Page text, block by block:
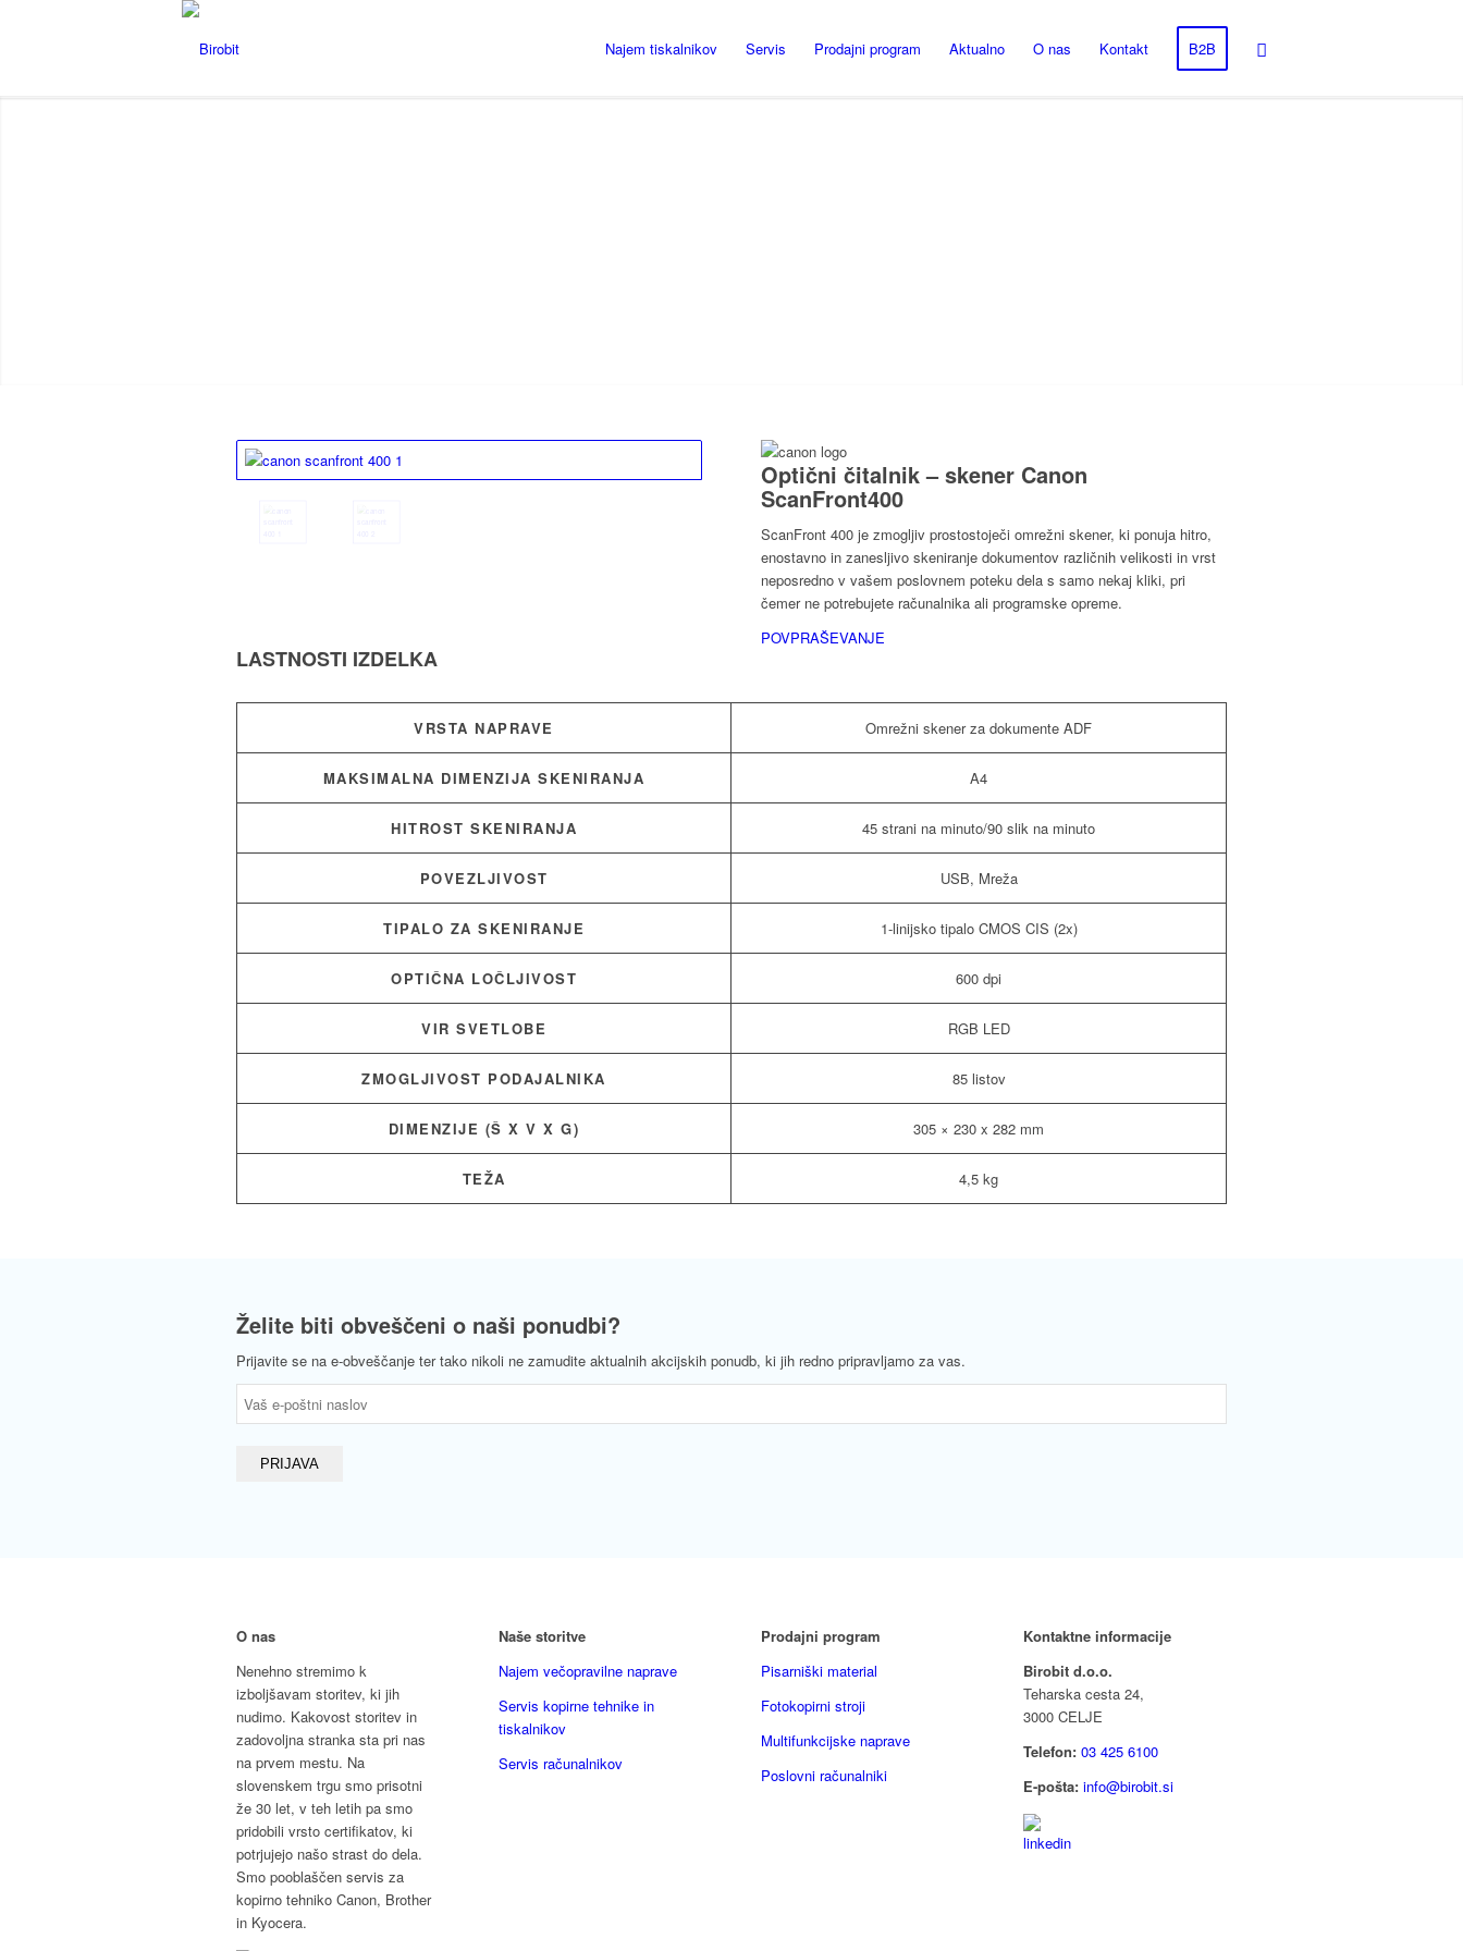
Najem tiskalnikov Servis Prodajni program Aktualno O nas Kontakt B2B
Optični čitalnik – skener Canon
ScanFront400
ScanFront 400 je zmogljiv prostostoječi omrežni skener, ki ponuja hitro,
enostavno in zanesljivo skeniranje dokumentov različnih velikosti in vrst
neposredno v vašem poslovnem poteku dela s samo nekaj kliki, pri
čemer ne potrebujete računalnika ali programske opreme.
POVPRAŠEVANJE
LASTNOSTI IZDELKA
VRSTA NAPRAVE Omrežni skener za dokumente ADF
MAKSIMALNA DIMENZIJA SKENIRANJA A4
HITROST SKENIRANJA 45 strani na minuto/90 slik na minuto
POVEZLJIVOST USB, Mreža
TIPALO ZA SKENIRANJE 1-linijsko tipalo CMOS CIS (2x)
OPTIČNA LOČLJIVOST 600 dpi
VIR SVETLOBE RGB LED
ZMOGLJIVOST PODAJALNIKA 85 listov
DIMENZIJE (Š X V X G) 305 × 230 x 282 mm
TEŽA 4,5 kg
Želite biti obveščeni o naši ponudbi?
Prijavite se na e-obveščanje ter tako nikoli ne zamudite aktualnih akcijskih ponudb, ki jih redno pripravljamo za vas.
O nas
Nenehno stremimo k
izboljšavam storitev, ki jih
nudimo. Kakovost storitev in
zadovoljna stranka sta pri nas
na prvem mestu. Na
slovenskem trgu smo prisotni
že 30 let, v teh letih pa smo
pridobili vrsto certifikatov, ki
potrjujejo našo strast do dela.
Smo pooblaščen servis za
kopirno tehniko Canon, Brother
in Kyocera.
Naše storitve
Najem večopravilne naprave
Servis kopirne tehnike in
tiskalnikov
Servis računalnikov
Prodajni program
Pisarniški material
Fotokopirni stroji
Multifunkcijske naprave
Poslovni računalniki
Kontaktne informacije
Birobit d.o.o.
Teharska cesta 24,
3000 CELJE
Telefon: 03 425 6100
E-pošta: info@birobit.si